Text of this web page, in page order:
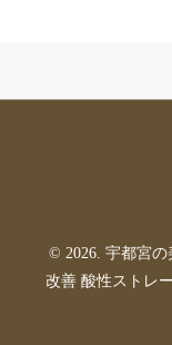
© 2026. 宇都宮
改善 酸性ストレ